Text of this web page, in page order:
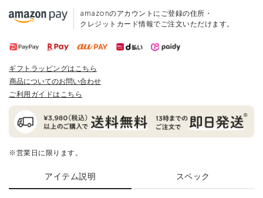
amazonのアカウントにご登録の住所・
クレジットカード情報でご注文いただけます。
ギフトラッピングはこちら
商品についてのお問い合わせ
ご利用ガイドはこちら
※営業日に限ります。
アイテム説明 スペック